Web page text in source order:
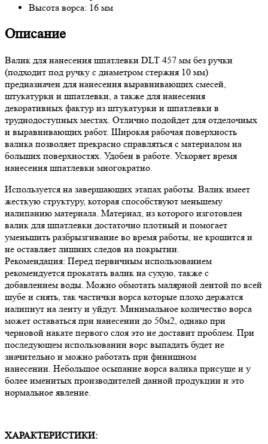
Высота ворса: 16 мм
Описание
Валик для нанесения шпатлевки DLT 457 мм без ручки
(подходит под ручку с диаметром стержня 10 мм)
предназначен для нанесения выравнивающих смесей,
штукатурки и шпатлевки, а также для нанесения
декоративных фактур из штукатурки и шпатлевки в
труднодоступных местах. Отлично подойдет для отделочных
и выравнивающих работ. Широкая рабочая поверхность
валика позволяет прекрасно справляться с материалом на
больших поверхностях. Удобен в работе. Ускоряет время
нанесения шпатлевки многократно.
Используется на завершающих этапах работы. Валик имеет
жесткую структуру, которая способствуют меньшему
налипанию материала. Материал, из которого изготовлен
валик для шпатлевки достаточно плотный и помогает
уменьшить разбрызгивание во время работы, не крошится и
не оставляет лишних следов на покрытии.
Рекомендация: Перед первичным использованием
рекомендуется прокатать валик на сухую, также с
добавлением воды. Можно обмотать малярной лентой по всей
шубе и снять, так частички ворса которые плохо держатся
налипнут на ленту и уйдут. Минимальное количество ворса
может оставаться при нанесении до 50м2, однако при
черновой накате первого слоя это не доставит проблем. При
последующем использовании ворс выпадать будет не
значительно и можно работать при финишном
нанесении. Небольшое осыпание ворса валика присуще и у
более именитых производителей данной продукции и это
нормальное явление.
ХАРАКТЕРИСТИКИ: